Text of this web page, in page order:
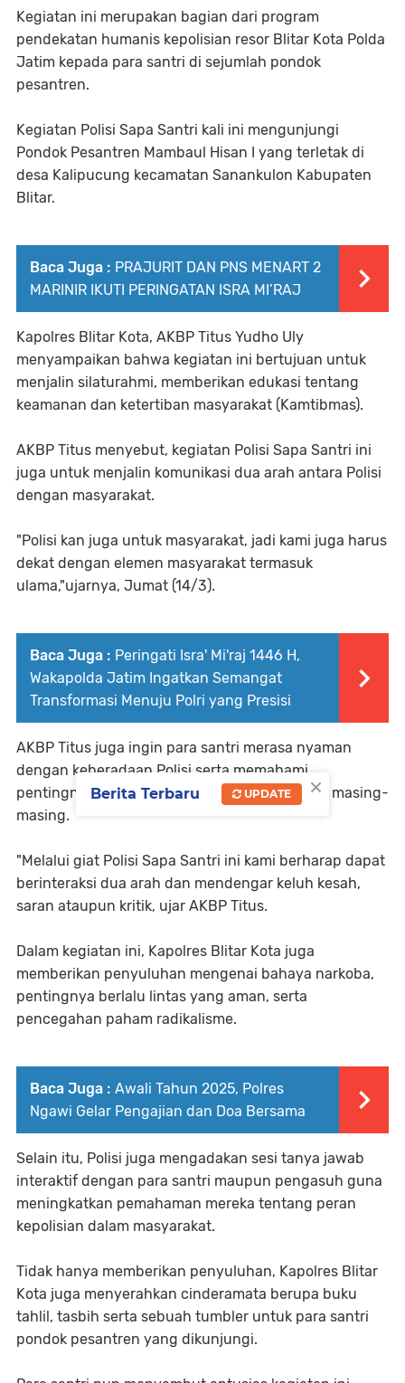
Kegiatan ini merupakan bagian dari program
pendekatan humanis kepolisian resor Blitar Kota Polda
Jatim kepada para santri di sejumlah pondok
pesantren.
Kegiatan Polisi Sapa Santri kali ini mengunjungi
Pondok Pesantren Mambaul Hisan I yang terletak di
desa Kalipucung kecamatan Sanankulon Kabupaten
Blitar.
Baca Juga : PRAJURIT DAN PNS MENART 2
MARINIR IKUTI PERINGATAN ISRA MI’RAJ
Kapolres Blitar Kota, AKBP Titus Yudho Uly
menyampaikan bahwa kegiatan ini bertujuan untuk
menjalin silaturahmi, memberikan edukasi tentang
keamanan dan ketertiban masyarakat (Kamtibmas).
AKBP Titus menyebut, kegiatan Polisi Sapa Santri ini
juga untuk menjalin komunikasi dua arah antara Polisi
dengan masyarakat.
"Polisi kan juga untuk masyarakat, jadi kami juga harus
dekat dengan elemen masyarakat termasuk
ulama,"ujarnya, Jumat (14/3).
Baca Juga : Peringati Isra' Mi'raj 1446 H,
Wakapolda Jatim Ingatkan Semangat
Transformasi Menuju Polri yang Presisi
AKBP Titus juga ingin para santri merasa nyaman
dengan keberadaan Polisi serta memahami
pentingnya menjaga keamanan di lingkungan masing-
masing.
"Melalui giat Polisi Sapa Santri ini kami berharap dapat
berinteraksi dua arah dan mendengar keluh kesah,
saran ataupun kritik, ujar AKBP Titus.
Dalam kegiatan ini, Kapolres Blitar Kota juga
memberikan penyuluhan mengenai bahaya narkoba,
pentingnya berlalu lintas yang aman, serta
pencegahan paham radikalisme.
Baca Juga : Awali Tahun 2025, Polres
Ngawi Gelar Pengajian dan Doa Bersama
Selain itu, Polisi juga mengadakan sesi tanya jawab
interaktif dengan para santri maupun pengasuh guna
meningkatkan pemahaman mereka tentang peran
kepolisian dalam masyarakat.
Tidak hanya memberikan penyuluhan, Kapolres Blitar
Kota juga menyerahkan cinderamata berupa buku
tahlil, tasbih serta sebuah tumbler untuk para santri
pondok pesantren yang dikunjungi.
×
Berita Terbaru UPDATE